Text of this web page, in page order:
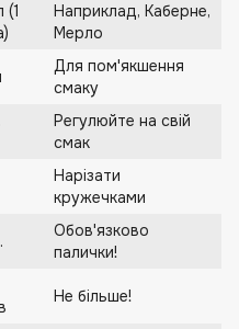
Наприклад, Каберне,
Мерло
Для пом'якшення
смаку
Регулюйте на свій
смак
Нарізати
кружечками
Обов'язково
палички!
Не більше!